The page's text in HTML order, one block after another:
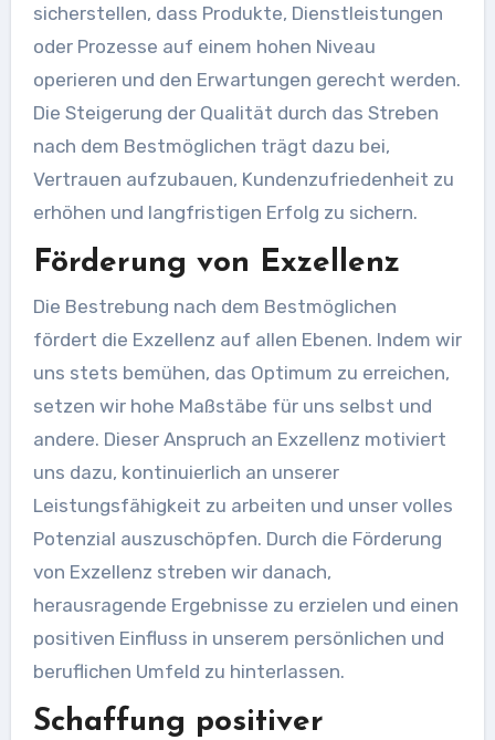
sicherstellen, dass Produkte, Dienstleistungen
oder Prozesse auf einem hohen Niveau
operieren und den Erwartungen gerecht werden.
Die Steigerung der Qualität durch das Streben
nach dem Bestmöglichen trägt dazu bei,
Vertrauen aufzubauen, Kundenzufriedenheit zu
erhöhen und langfristigen Erfolg zu sichern.
Förderung von Exzellenz
Die Bestrebung nach dem Bestmöglichen
fördert die Exzellenz auf allen Ebenen. Indem wir
uns stets bemühen, das Optimum zu erreichen,
setzen wir hohe Maßstäbe für uns selbst und
andere. Dieser Anspruch an Exzellenz motiviert
uns dazu, kontinuierlich an unserer
Leistungsfähigkeit zu arbeiten und unser volles
Potenzial auszuschöpfen. Durch die Förderung
von Exzellenz streben wir danach,
herausragende Ergebnisse zu erzielen und einen
positiven Einfluss in unserem persönlichen und
beruflichen Umfeld zu hinterlassen.
Schaffung positiver